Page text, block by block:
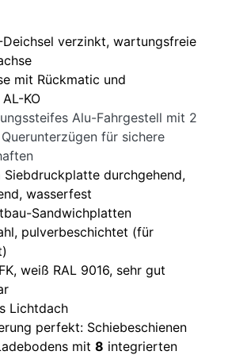
Deichsel verzinkt, wartungsfreie
mit Rückmatic und
KO
Alu-Fahrgestell mit 2
für sichere
Siebdruckplatte durchgehend,
wasserfest
Sandwichplatten
pulverbeschichtet (für
weiß RAL 9016, sehr gut
Lichtdach
perfekt: Schiebeschienen
mit 8 integrierten